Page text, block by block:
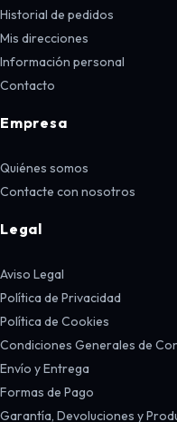
Historial de pedidos
Mis direcciones
Información personal
Contacto
Empresa
Quiénes somos
Contacte con nosotros
Legal
Aviso Legal
Política de Privacidad
Política de Cookies
Condiciones Generales de
Envío y Entrega
Formas de Pago
Garantía, Devoluciones y